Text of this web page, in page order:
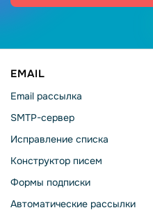
EMAIL
Email рассылка
SMTP-сервер
Исправление списка
Конструктор писем
Формы подписки
Автоматические рассылки